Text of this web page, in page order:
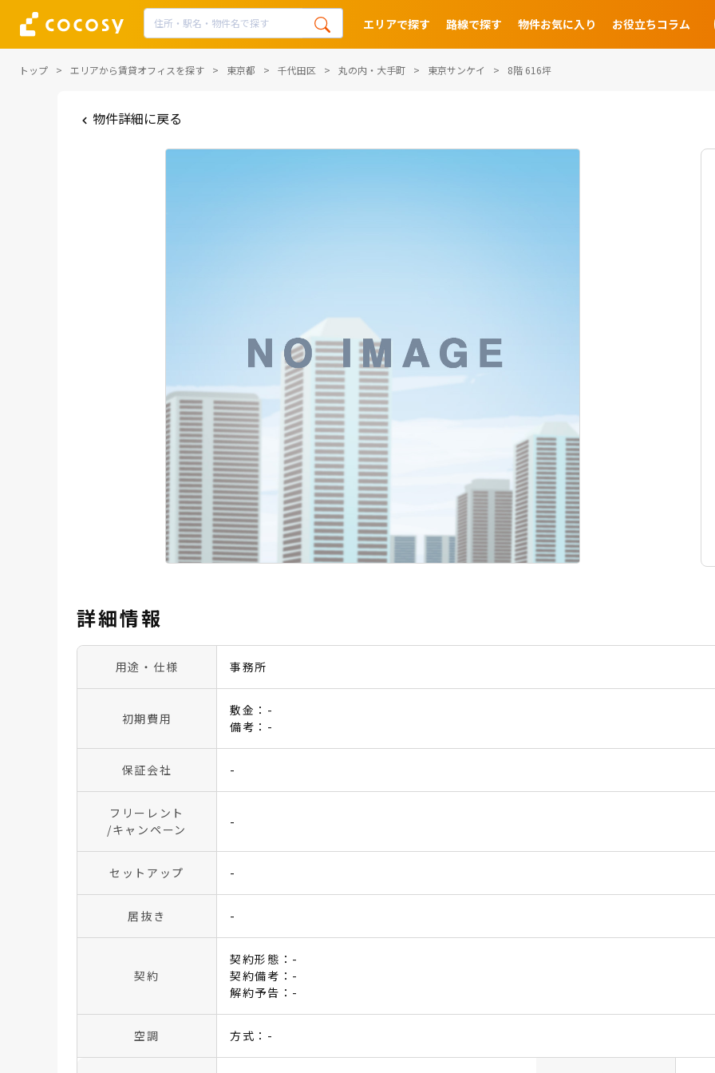
エリアで探す 路線で探す 物件お気に入り お役立ちコラム
トップ エリアから賃貸オフィスを探す 東京都 千代田区 丸の内・大手町 東京サンケイ 8階 616坪
物件詳細に戻る
詳細情報
用途・仕様 事務所
初期費用
敷金：-
備考：-
保証会社 -
フリーレント
/キャンペーン
-
セットアップ -
居抜き -
契約
契約形態：-
契約備考：-
解約予告：-
空調 方式：-